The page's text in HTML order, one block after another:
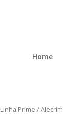
Home
Linha Prime /Alecrim